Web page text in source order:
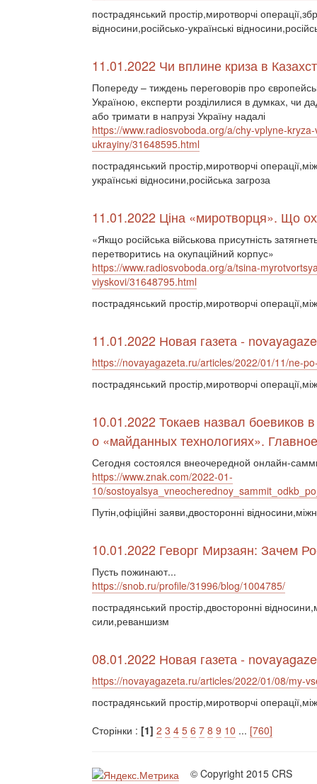
пострадянський простір,миротворчі
відносини,російсько-українські
11.01.2022 Чи вплине криза в
Попереду – тиждень переговорів про
Україною, експерти розділилися в думках, чи
або тримати в напрузі Україну надалі
https://www.radiosvoboda.org/a/chy-vplyne-
ukrayiny/31648595.html
пострадянський простір,миротворчі
українські відносини,російська загроза
11.01.2022 Ціна «миротворця». Що
«Якщо російська військова присутність
перетворитись на окупаційний корпус»
https://www.radiosvoboda.org/a/tsina-
viyskovi/31648795.html
пострадянський простір,миротворчі
11.01.2022 Новая газета -
https://novayagazeta.ru/articles/2022/01/11/ne-
пострадянський простір,миротворчі
10.01.2022 Токаев назвал боевиков
о «майданных технологиях».
Сегодня состоялся внеочередной онлайн-
https://www.znak.com/2022-01-
10/
Путін,офіційні заяви,двосторонні
10.01.2022 Геворг Мирзаян: Зачем
Пусть пожинают...
https://snob.ru/profile/31996/blog/1004785/
пострадянський простір,двосторонні
сили,реваншизм
08.01.2022 Новая газета -
https://novayagazeta.ru/articles/2022/01/08/my-
пострадянський простір,миротворчі
Сторінки : [1] 2 3 4 5 6 7 8 9 10 ... [760]
© Copyright 2015 CRS